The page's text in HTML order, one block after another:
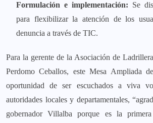
Formulación e implementación: Se
para flexibilizar la atención de los
denuncia a través de TIC.
Para la gerente de la Asociación de
Perdomo Ceballos, este Mesa Ampliada
oportunidad de ser escuchados a viva
autoridades locales y departamentales,
gobernador Villalba porque es la